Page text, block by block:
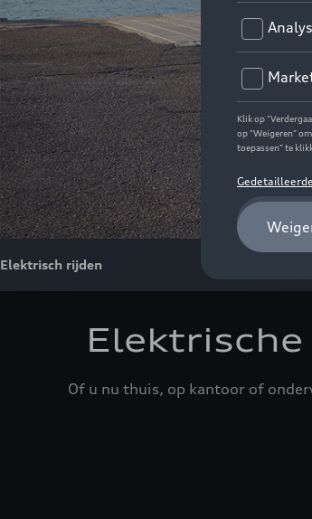
Elektrisch rijden
Of u nu thuis, op kantoor of